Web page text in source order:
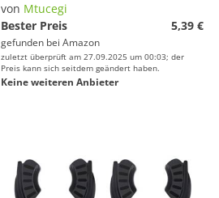
von Mtucegi
Bester Preis
5,39 €
gefunden bei Amazon
zuletzt überprüft am 27.09.2025 um 00:03; der
Preis kann sich seitdem geändert haben.
Keine weiteren Anbieter